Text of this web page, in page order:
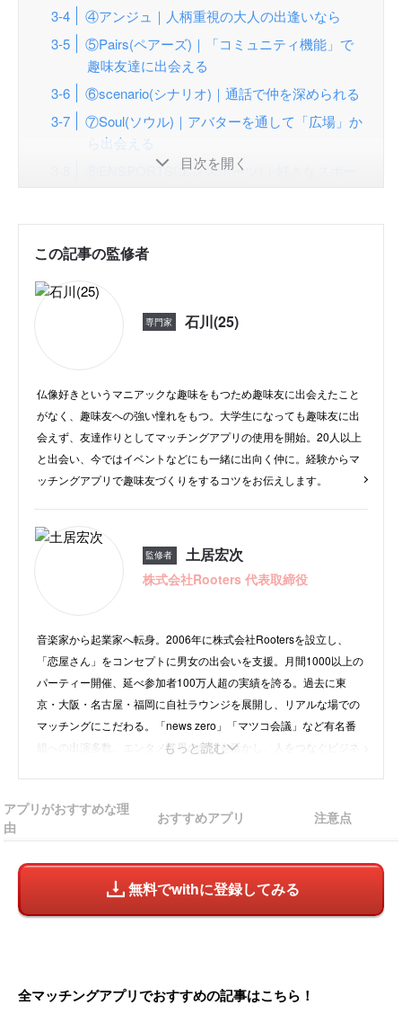
④アンジュ｜人柄重視の大人の出逢いなら
⑤Pairs(ペアーズ)｜「コミュニティ機能」で
趣味友達に出会える
⑥scenario(シナリオ)｜通話で仲を深められる
⑦Soul(ソウル)｜アバターを通して「広場」か
ら出会える
⑧ENSPORTS(エンスポーツ)｜好きなスポー
同性の趣味友達を探せるマッチングアプリ4選
①Dine(ダイン)｜AIの自動マッチングで趣味友
②tantan(タンタン)｜「モーメンツ」で海外の
趣味友達とも出会える
③tipsys(ティプシス)｜会員が女性のみ！同じ
趣味の女友達を作れる
④Tinder(ティンダー)｜「あなたへのおすす
め」で趣味友達に出会える
まずは登録！マッチングアプリ登録から友達を見
つけるまでの流れ
30代、40代の大人の趣味友達作りならマッチング
マッチングアプリの最新キャンペーン情報を紹
口コミの調査方法の詳細
よくある質問
目次を開く
この記事の監修者
専門家 石川(25)
仏像好きというマニアックな趣味をもつため趣味友に出会えたこと
がなく、趣味友への強い憧れをもつ。大学生になっても趣味友に出
会えず、友達作りとしてマッチングアプリの使用を開始。20人以上
と出会い、今ではイベントなどにも一緒に出向く仲に。経験からマ
ッチングアプリで趣味友づくりをするコツをお伝えします。
監修者 土居宏次
株式会社Rooters 代表取締役
音楽家から起業家へ転身。2006年に株式会社Rootersを設立し、
「恋屋さん」をコンセプトに男女の出会いを支援。月間1000以上の
パーティー開催、延べ参加者100万人超の実績を誇る。過去に東
京・大阪・名古屋・福岡に自社ラウンジを展開し、リアルな場での
マッチングにこだわる。「news zero」「マツコ会議」など有名番
組への出演多数。エンタメ業界の経験を活かし、人をつなぐビジネ
もっと読む
アプリがおすすめな理
由
おすすめアプリ 注意点
無料でwithに登録してみる
全マッチングアプリでおすすめの記事はこちら！